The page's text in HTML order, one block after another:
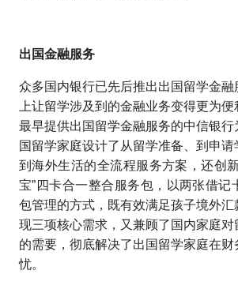
出国金融服务
众多国内银行已先后推出出国留学金
上让留学涉及到的金融业务变得更为
最早提供出国留学金融服务的中信银行
国留学家庭设计了从留学准备、到申
到海外生活的全流程服务方案，还创
宝”四卡合一整合服务包，以两张借记
包管理的方式，既有效满足孩子境外汇
现三项核心需求，又兼顾了国内家庭
的需要，彻底解决了出国留学家庭在财
忧。